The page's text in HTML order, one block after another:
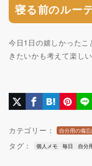
寝る前のルー
今日1日の嬉しかった
きたいかも考えて楽し
カテゴリー： 自分用の備
タグ： 個人メモ 毎日 自分